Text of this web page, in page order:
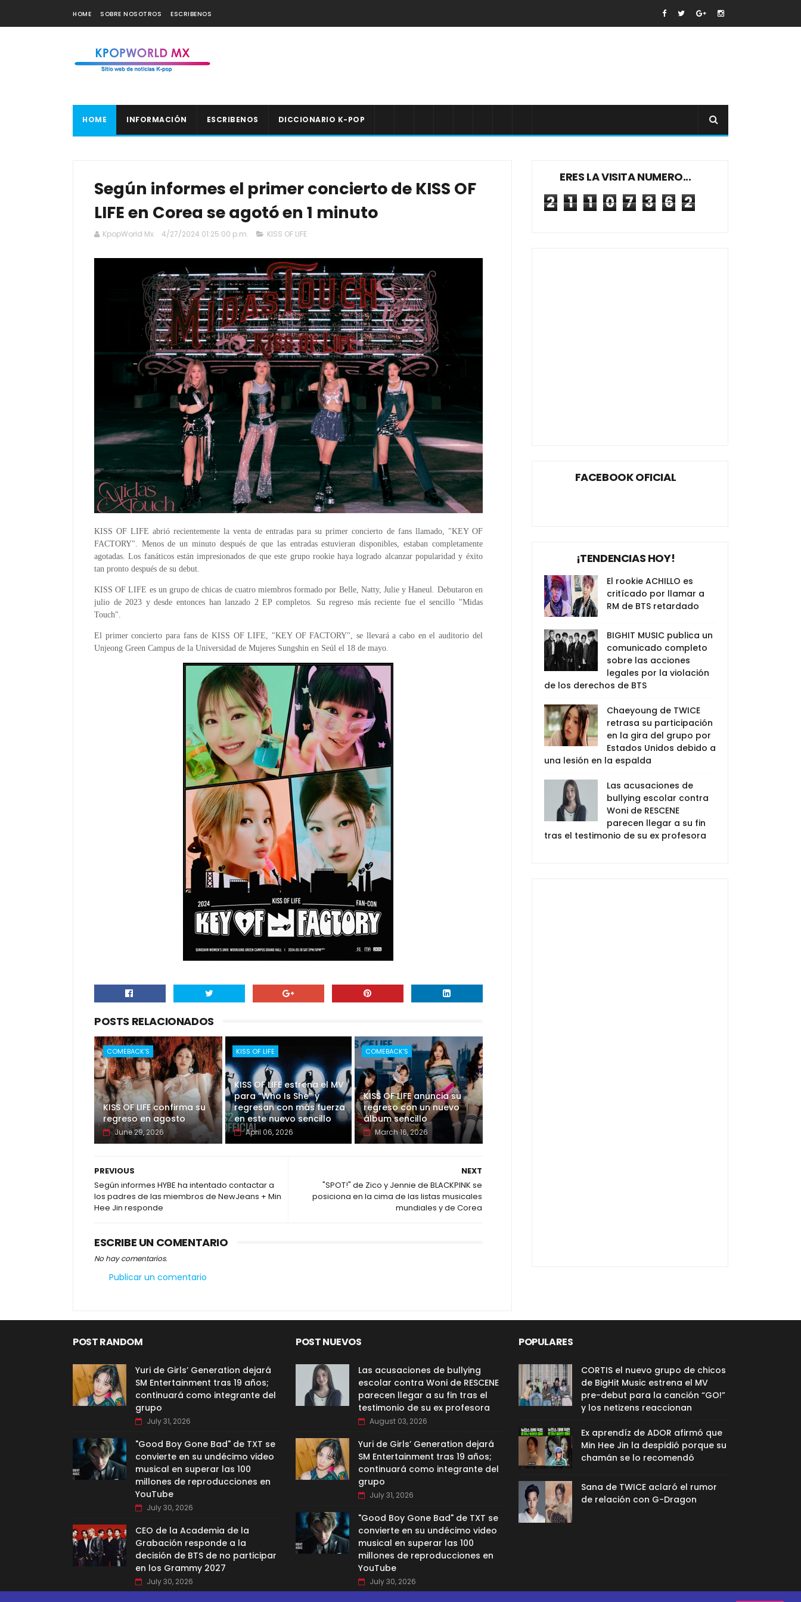
HOME SOBRE NOSOTROS ESCRIBENOS
HOME INFORMACIÓN ESCRIBENOS DICCIONARIO K-POP
Según informes el primer concierto de KISS OF
LIFE en Corea se agotó en 1 minuto
KpopWorld Mx 4/27/2024 01:25:00 p.m. KISS OF LIFE
KISS OF LIFE abrió recientemente la venta de entradas para su primer concierto de fans llamado, "KEY OF
FACTORY". Menos de un minuto después de que las entradas estuvieran disponibles, estaban completamente
agotadas. Los fanáticos están impresionados de que este grupo rookie haya logrado alcanzar popularidad y éxito
tan pronto después de su debut.
KISS OF LIFE es un grupo de chicas de cuatro miembros formado por Belle, Natty, Julie y Haneul. Debutaron en
julio de 2023 y desde entonces han lanzado 2 EP completos. Su regreso más reciente fue el sencillo "Midas
Touch".
El primer concierto para fans de KISS OF LIFE, "KEY OF FACTORY", se llevará a cabo en el auditorio del
Unjeong Green Campus de la Universidad de Mujeres Sungshin en Seúl el 18 de mayo.
POSTS RELACIONADOS
COMEBACK'S
KISS OF LIFE confirma su
regreso en agosto
June 29, 2026
KISS OF LIFE
KISS OF LIFE estrena el MV
para “Who Is She” y
regresan con más fuerza
en este nuevo sencillo
April 06, 2026
COMEBACK'S
KISS OF LIFE anuncia su
regreso con un nuevo
álbum sencillo
March 16, 2026
NEXT
"SPOT!" de Zico y Jennie de BLACKPINK se
posiciona en la cima de las listas musicales
mundiales y de Corea
PREVIOUS
Según informes HYBE ha intentado contactar a
los padres de las miembros de NewJeans + Min
Hee Jin responde
ESCRIBE UN COMENTARIO
No hay comentarios.
Publicar un comentario
ERES LA VISITA NUMERO...
2 1 1 0 7 3 6 2
FACEBOOK OFICIAL
¡TENDENCIAS HOY!
El rookie ACHILLO es
critícado por llamar a
RM de BTS retardado
BIGHIT MUSIC publica un
comunicado completo
sobre las acciones
legales por la violación
de los derechos de BTS
Chaeyoung de TWICE
retrasa su participación
en la gira del grupo por
Estados Unidos debido a
una lesión en la espalda
Las acusaciones de
bullying escolar contra
Woni de RESCENE
parecen llegar a su fin
tras el testimonio de su ex profesora
POST RANDOM
Yuri de Girls’ Generation dejará
SM Entertainment tras 19 años;
continuará como integrante del
grupo
July 31, 2026
"Good Boy Gone Bad" de TXT se
convierte en su undécimo video
musical en superar las 100
millones de reproducciones en
YouTube
July 30, 2026
CEO de la Academia de la
Grabación responde a la
decisión de BTS de no participar
en los Grammy 2027
July 30, 2026
POST NUEVOS
Las acusaciones de bullying
escolar contra Woni de RESCENE
parecen llegar a su fin tras el
testimonio de su ex profesora
August 03, 2026
Yuri de Girls’ Generation dejará
SM Entertainment tras 19 años;
continuará como integrante del
grupo
July 31, 2026
"Good Boy Gone Bad" de TXT se
convierte en su undécimo video
musical en superar las 100
millones de reproducciones en
YouTube
July 30, 2026
POPULARES
CORTIS el nuevo grupo de chicos
de BigHit Music estrena el MV
pre-debut para la canción “GO!”
y los netizens reaccionan
Ex aprendíz de ADOR afirmó que
Min Hee Jin la despidió porque su
chamán se lo recomendó
Sana de TWICE aclaró el rumor
de relación con G-Dragon